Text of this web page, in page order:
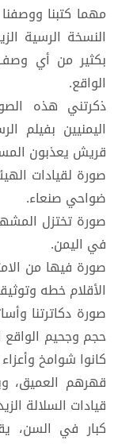
مهما كتبنا
النسخة الرسية
بكثير من أي
الواقع.
ذكرتني هذه
اليمنيين بفيلم
قريش يعذبون
صورة لقيادات
ضواحي صنعاء.
صورة تختزل
في اليمن.
صورة فيها من
الأقلام خطه
صورة دكاترتنا
حجم وجحيم الواقع
كانوا شوامخ
قهرهم العميق،
قيادات السلالة
كبار في السن،